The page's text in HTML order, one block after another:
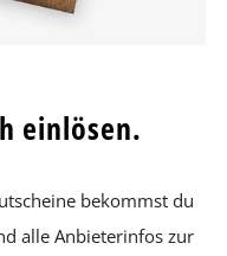
einlösen.
bekommst du
alle Anbieterinfos zur